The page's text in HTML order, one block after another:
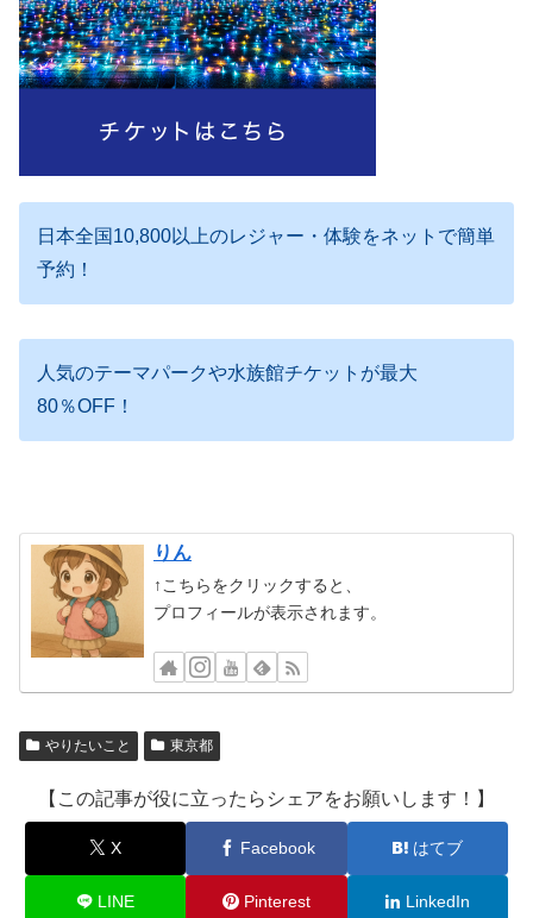
日本全国10,800以上のレジャー・体験をネットで簡単
予約！
人気のテーマパークや水族館チケットが最大
80％OFF！
りん
↑こちらをクリックすると、
プロフィールが表示されます。
やりたいこと 東京都
【この記事が役に立ったらシェアをお願いします！】
X Facebook はてブ
LINE Pinterest LinkedIn